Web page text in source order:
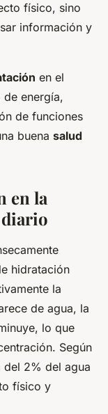
físico, sino
información y
en el
de energía,
de funciones
buena salud
en la
hidratación
la
de agua, la
lo que
Según
del 2% del agua
físico y